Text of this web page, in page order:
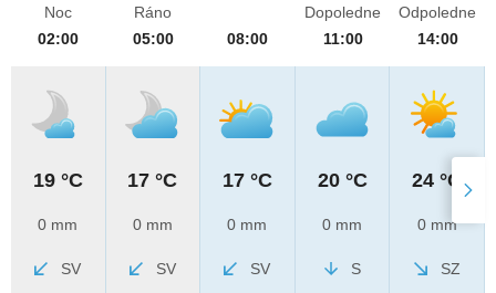
Noc
02:00
19 °C
0 mm
SV
Ráno
05:00
17 °C
0 mm
SV
08:00
17 °C
0 mm
SV
Dopoledne
11:00
20 °C
0 mm
S
Odpoledne
14:00
24 °C
0 mm
SZ